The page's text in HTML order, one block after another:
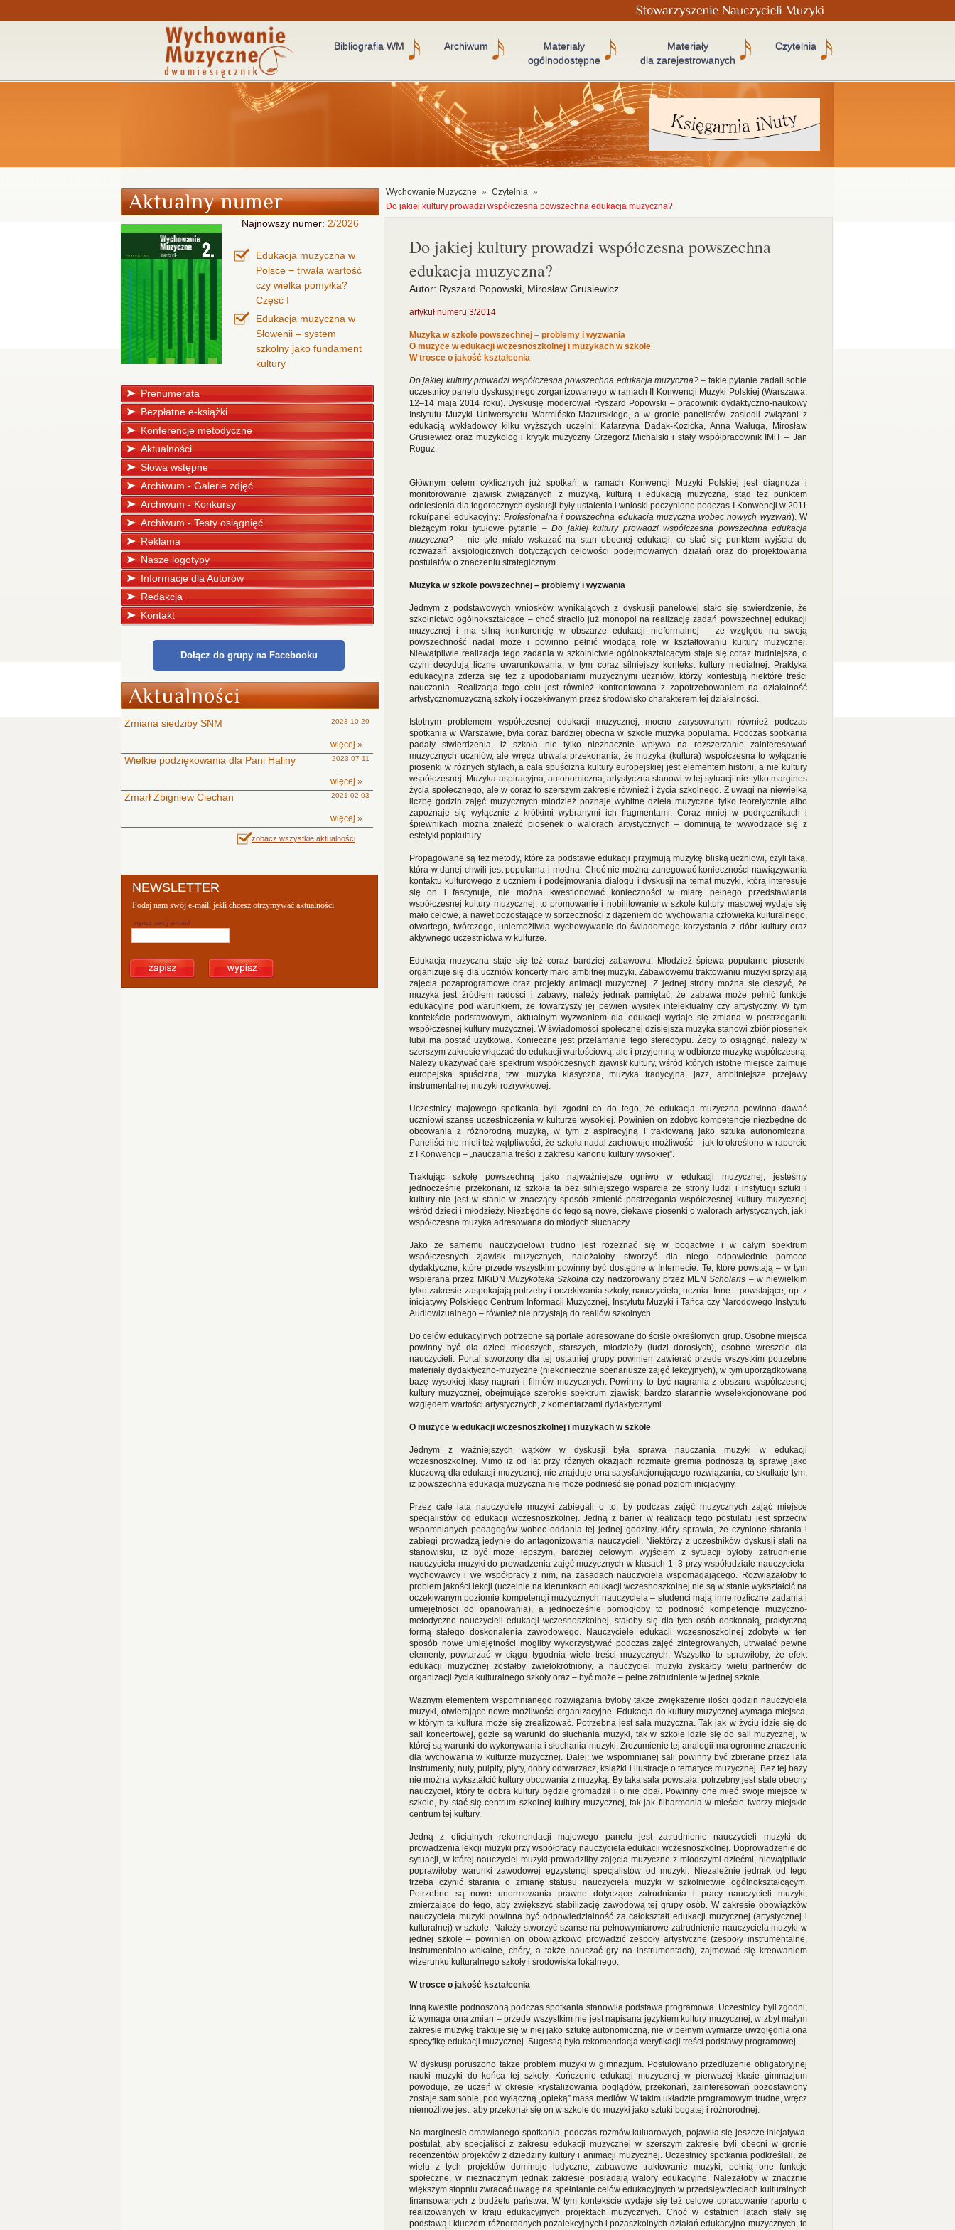
Bibliografia WM Archiwum
Materiały
ogólnodostępne
Materiały
dla zarejestrowanych
Czytelnia
Najnowszy numer: 2/2026
Edukacja muzyczna w
Polsce − trwała wartość
czy wielka pomyłka?
Część I
Edukacja muzyczna w
Słowenii – system
szkolny jako fundament
kultury
Prenumerata
Bezpłatne e-książki
Konferencje metodyczne
Aktualności
Słowa wstępne
Archiwum - Galerie zdjęć
Archiwum - Konkursy
Archiwum - Testy osiągnięć
Reklama
Nasze logotypy
Informacje dla Autorów
Redakcja
Kontakt
Dołącz do grupy na Facebooku
Zmiana siedziby SNM 2023-10-29
więcej »
Wielkie podziękowania dla Pani Haliny 2023-07-11
więcej »
Zmarł Zbigniew Ciechan 2021-02-03
więcej »
zobacz wszystkie aktualności
NEWSLETTER
Podaj nam swój e-mail, jeśli chcesz otrzymywać aktualności
wpisz swój e-mail:
Wychowanie Muzyczne » Czytelnia »
Do jakiej kultury prowadzi współczesna powszechna edukacja muzyczna?
Do jakiej kultury prowadzi współczesna powszechna
edukacja muzyczna?
Autor: Ryszard Popowski, Mirosław Grusiewicz
artykuł numeru 3/2014
Muzyka w szkole powszechnej – problemy i wyzwania
O muzyce w edukacji wczesnoszkolnej i muzykach w szkole
W trosce o jakość kształcenia
Do jakiej kultury prowadzi współczesna powszechna edukacja muzyczna?– takie pytanie zadali sobie
uczestnicy panelu dyskusyjnego zorganizowanego w ramach II Konwencji Muzyki Polskiej (Warszawa,
12–14 maja 2014 roku). Dyskusję moderował Ryszard Popowski – pracownik dydaktyczno-naukowy
Instytutu Muzyki Uniwersytetu Warmińsko-Mazurskiego, a w gronie panelistów zasiedli związani z
edukacją wykładowcy kilku wyższych uczelni: Katarzyna Dadak-Kozicka, Anna Waluga, Mirosław
Grusiewicz oraz muzykolog i krytyk muzyczny Grzegorz Michalski i stały współpracownik IMiT – Jan
Roguz.
Głównym celem cyklicznych już spotkań w ramach Konwencji Muzyki Polskiej jest diagnoza i
monitorowanie zjawisk związanych z muzyką, kulturą i edukacją muzyczną, stąd też punktem
odniesienia dla tegorocznych dyskusji były ustalenia i wnioski poczynione podczas I Konwencji w 2011
roku(panel edukacyjny: Profesjonalna i powszechna edukacja muzyczna wobec nowych wyzwań). W
bieżącym roku tytułowe pytanie –Do jakiej kultury prowadzi współczesna powszechna edukacja
muzyczna? – nie tyle miało wskazać na stan obecnej edukacji, co stać się punktem wyjścia do
rozważań aksjologicznych dotyczących celowości podejmowanych działań oraz do projektowania
postulatów o znaczeniu strategicznym.
Muzyka w szkole powszechnej – problemy i wyzwania
Jednym z podstawowych wniosków wynikających z dyskusji panelowej stało się stwierdzenie, że
szkolnictwo ogólnokształcące – choć straciło już monopol na realizację zadań powszechnej edukacji
muzycznej i ma silną konkurencję w obszarze edukacji nieformalnej – ze względu na swoją
powszechność nadal może i powinno pełnić wiodącą rolę w kształtowaniu kultury muzycznej.
Niewątpliwie realizacja tego zadania w szkolnictwie ogólnokształcącym staje się coraz trudniejsza, o
czym decydują liczne uwarunkowania, w tym coraz silniejszy kontekst kultury medialnej. Praktyka
edukacyjna zderza się też z upodobaniami muzycznymi uczniów, którzy kontestują niektóre treści
nauczania. Realizacja tego celu jest również konfrontowana z zapotrzebowaniem na działalność
artystycznomuzyczną szkoły i oczekiwanym przez środowisko charakterem tej działalności.
Istotnym problemem współczesnej edukacji muzycznej, mocno zarysowanym również podczas
spotkania w Warszawie, była coraz bardziej obecna w szkole muzyka popularna. Podczas spotkania
padały stwierdzenia, iż szkoła nie tylko nieznacznie wpływa na rozszerzanie zainteresowań
muzycznych uczniów, ale wręcz utrwala przekonania, że muzyka (kultura) współczesna to wyłącznie
piosenki w różnych stylach, a cała spuścizna kultury europejskiej jest elementem historii, a nie kultury
współczesnej. Muzyka aspiracyjna, autonomiczna, artystyczna stanowi w tej sytuacji nie tylko margines
życia społecznego, ale w coraz to szerszym zakresie również i życia szkolnego. Z uwagi na niewielką
liczbę godzin zajęć muzycznych młodzież poznaje wybitne dzieła muzyczne tylko teoretycznie albo
zapoznaje się wyłącznie z krótkimi wybranymi ich fragmentami. Coraz mniej w podręcznikach i
śpiewnikach można znaleźć piosenek o walorach artystycznych – dominują te wywodzące się z
estetyki popkultury.
Propagowane są też metody, które za podstawę edukacji przyjmują muzykę bliską uczniowi, czyli taką,
która w danej chwili jest popularna i modna. Choć nie można zanegować konieczności nawiązywania
kontaktu kulturowego z uczniem i podejmowania dialogu i dyskusji na temat muzyki, którą interesuje
się on i fascynuje, nie można kwestionować konieczności w miarę pełnego przedstawiania
współczesnej kultury muzycznej, to promowanie i nobilitowanie w szkole kultury masowej wydaje się
mało celowe, a nawet pozostające w sprzeczności z dążeniem do wychowania człowieka kulturalnego,
otwartego, twórczego, uniemożliwia wychowywanie do świadomego korzystania z dóbr kultury oraz
aktywnego uczestnictwa w kulturze.
Edukacja muzyczna staje się też coraz bardziej zabawowa. Młodzież śpiewa popularne piosenki,
organizuje się dla uczniów koncerty mało ambitnej muzyki. Zabawowemu traktowaniu muzyki sprzyjają
zajęcia pozaprogramowe oraz projekty animacji muzycznej. Z jednej strony można się cieszyć, że
muzyka jest źródłem radości i zabawy, należy jednak pamiętać, że zabawa może pełnić funkcje
edukacyjne pod warunkiem, że towarzyszy jej pewien wysiłek intelektualny czy artystyczny. W tym
kontekście podstawowym, aktualnym wyzwaniem dla edukacji wydaje się zmiana w postrzeganiu
współczesnej kultury muzycznej. W świadomości społecznej dzisiejsza muzyka stanowi zbiór piosenek
lub/i ma postać użytkową. Konieczne jest przełamanie tego stereotypu. Żeby to osiągnąć, należy w
szerszym zakresie włączać do edukacji wartościową, ale i przyjemną w odbiorze muzykę współczesną.
Należy ukazywać całe spektrum współczesnych zjawisk kultury, wśród których istotne miejsce zajmuje
europejska spuścizna, tzw. muzyka klasyczna, muzyka tradycyjna, jazz, ambitniejsze przejawy
instrumentalnej muzyki rozrywkowej.
Uczestnicy majowego spotkania byli zgodni co do tego, że edukacja muzyczna powinna dawać
uczniowi szanse uczestniczenia w kulturze wysokiej. Powinien on zdobyć kompetencje niezbędne do
obcowania z różnorodną muzyką, w tym z aspiracyjną i traktowaną jako sztuka autonomiczna.
Paneliści nie mieli też wątpliwości, że szkoła nadal zachowuje możliwość – jak to określono w raporcie
z I Konwencji – „nauczania treści z zakresu kanonu kultury wysokiej”.
Traktując szkołę powszechną jako najważniejsze ogniwo w edukacji muzycznej, jesteśmy
jednocześnie przekonani, iż szkoła ta bez silniejszego wsparcia ze strony ludzi i instytucji sztuki i
kultury nie jest w stanie w znaczący sposób zmienić postrzegania współczesnej kultury muzycznej
wśród dzieci i młodzieży. Niezbędne do tego są nowe, ciekawe piosenki o walorach artystycznych, jak i
współczesna muzyka adresowana do młodych słuchaczy.
Jako że samemu nauczycielowi trudno jest rozeznać się w bogactwie i w całym spektrum
współczesnych zjawisk muzycznych, należałoby stworzyć dla niego odpowiednie pomoce
dydaktyczne, które przede wszystkim powinny być dostępne w Internecie. Te, które powstają – w tym
wspierana przez MKiDN Muzykoteka Szkolna czy nadzorowany przez MENScholaris – w niewielkim
tylko zakresie zaspokajają potrzeby i oczekiwania szkoły, nauczyciela, ucznia. Inne – powstające, np. z
inicjatywy Polskiego Centrum Informacji Muzycznej, Instytutu Muzyki i Tańca czy Narodowego Instytutu
Audiowizualnego – również nie przystają do realiów szkolnych.
Do celów edukacyjnych potrzebne są portale adresowane do ściśle określonych grup. Osobne miejsca
powinny być dla dzieci młodszych, starszych, młodzieży (ludzi dorosłych), osobne wreszcie dla
nauczycieli. Portal stworzony dla tej ostatniej grupy powinien zawierać przede wszystkim potrzebne
materiały dydaktyczno-muzyczne (niekoniecznie scenariusze zajęć lekcyjnych), w tym uporządkowaną
bazę wysokiej klasy nagrań i filmów muzycznych. Powinny to być nagrania z obszaru współczesnej
kultury muzycznej, obejmujące szerokie spektrum zjawisk, bardzo starannie wyselekcjonowane pod
względem wartości artystycznych, z komentarzami dydaktycznymi.
O muzyce w edukacji wczesnoszkolnej i muzykach w szkole
Jednym z ważniejszych wątków w dyskusji była sprawa nauczania muzyki w edukacji
wczesnoszkolnej. Mimo iż od lat przy różnych okazjach rozmaite gremia podnoszą tą sprawę jako
kluczową dla edukacji muzycznej, nie znajduje ona satysfakcjonującego rozwiązania, co skutkuje tym,
iż powszechna edukacja muzyczna nie może podnieść się ponad poziom inicjacyjny.
Przez całe lata nauczyciele muzyki zabiegali o to, by podczas zajęć muzycznych zająć miejsce
specjalistów od edukacji wczesnoszkolnej. Jedną z barier w realizacji tego postulatu jest sprzeciw
wspomnianych pedagogów wobec oddania tej jednej godziny, który sprawia, że czynione starania i
zabiegi prowadzą jedynie do antagonizowania nauczycieli. Niektórzy z uczestników dyskusji stali na
stanowisku, iż być może lepszym, bardziej celowym wyjściem z sytuacji byłoby zatrudnienie
nauczyciela muzyki do prowadzenia zajęć muzycznych w klasach 1–3 przy współudziale nauczyciela-
wychowawcy i we współpracy z nim, na zasadach nauczyciela wspomagającego. Rozwiązałoby to
problem jakości lekcji (uczelnie na kierunkach edukacji wczesnoszkolnej nie są w stanie wykształcić na
oczekiwanym poziomie kompetencji muzycznych nauczyciela – studenci mają inne rozliczne zadania i
umiejętności do opanowania), a jednocześnie pomogłoby to podnosić kompetencje muzyczno-
metodyczne nauczycieli edukacji wczesnoszkolnej, stałoby się dla tych osób doskonałą, praktyczną
formą stałego doskonalenia zawodowego. Nauczyciele edukacji wczesnoszkolnej zdobyte w ten
sposób nowe umiejętności mogliby wykorzystywać podczas zajęć zintegrowanych, utrwalać pewne
elementy, powtarzać w ciągu tygodnia wiele treści muzycznych. Wszystko to sprawiłoby, że efekt
edukacji muzycznej zostałby zwielokrotniony, a nauczyciel muzyki zyskałby wielu partnerów do
organizacji życia kulturalnego szkoły oraz – być może – pełne zatrudnienie w jednej szkole.
Ważnym elementem wspomnianego rozwiązania byłoby także zwiększenie ilości godzin nauczyciela
muzyki, otwierające nowe możliwości organizacyjne. Edukacja do kultury muzycznej wymaga miejsca,
w którym ta kultura może się zrealizować. Potrzebna jest sala muzyczna. Tak jak w życiu idzie się do
sali koncertowej, gdzie są warunki do słuchania muzyki, tak w szkole idzie się do sali muzycznej, w
której są warunki do wykonywania i słuchania muzyki. Zrozumienie tej analogii ma ogromne znaczenie
dla wychowania w kulturze muzycznej. Dalej: we wspomnianej sali powinny być zbierane przez lata
instrumenty, nuty, pulpity, płyty, dobry odtwarzacz, książki i ilustracje o tematyce muzycznej. Bez tej bazy
nie można wykształcić kultury obcowania z muzyką. By taka sala powstała, potrzebny jest stale obecny
nauczyciel, który te dobra kultury będzie gromadził i o nie dbał. Powinny one mieć swoje miejsce w
szkole, by stać się centrum szkolnej kultury muzycznej, tak jak filharmonia w mieście tworzy miejskie
centrum tej kultury.
Jedną z oficjalnych rekomendacji majowego panelu jest zatrudnienie nauczycieli muzyki do
prowadzenia lekcji muzyki przy współpracy nauczyciela edukacji wczesnoszkolnej. Doprowadzenie do
sytuacji, w której nauczyciel muzyki prowadziłby zajęcia muzyczne z młodszymi dziećmi, niewątpliwie
poprawiłoby warunki zawodowej egzystencji specjalistów od muzyki. Niezależnie jednak od tego
trzeba czynić starania o zmianę statusu nauczyciela muzyki w szkolnictwie ogólnokształcącym.
Potrzebne są nowe unormowania prawne dotyczące zatrudniania i pracy nauczycieli muzyki,
zmierzające do tego, aby zwiększyć stabilizację zawodową tej grupy osób. W zakresie obowiązków
nauczyciela muzyki powinna być odpowiedzialność za całokształt edukacji muzycznej (artystycznej i
kulturalnej) w szkole. Należy stworzyć szanse na pełnowymiarowe zatrudnienie nauczyciela muzyki w
jednej szkole – powinien on obowiązkowo prowadzić zespoły artystyczne (zespoły instrumentalne,
instrumentalno-wokalne, chóry, a także nauczać gry na instrumentach), zajmować się kreowaniem
wizerunku kulturalnego szkoły i środowiska lokalnego.
W trosce o jakość kształcenia
Inną kwestię podnoszoną podczas spotkania stanowiła podstawa programowa. Uczestnicy byli zgodni,
iż wymaga ona zmian – przede wszystkim nie jest napisana językiem kultury muzycznej, w zbyt małym
zakresie muzykę traktuje się w niej jako sztukę autonomiczną, nie w pełnym wymiarze uwzględnia ona
specyfikę edukacji muzycznej. Sugestią była rekomendacja weryfikacji treści podstawy programowej.
W dyskusji poruszono także problem muzyki w gimnazjum. Postulowano przedłużenie obligatoryjnej
nauki muzyki do końca tej szkoły. Kończenie edukacji muzycznej w pierwszej klasie gimnazjum
powoduje, że uczeń w okresie krystalizowania poglądów, przekonań, zainteresowań pozostawiony
zostaje sam sobie, pod wyłączną „opieką” mass mediów. W takim układzie programowym trudne, wręcz
niemożliwe jest, aby przekonał się on w szkole do muzyki jako sztuki bogatej i różnorodnej.
Na marginesie omawianego spotkania, podczas rozmów kuluarowych, pojawiła się jeszcze inicjatywa,
postulat, aby specjaliści z zakresu edukacji muzycznej w szerszym zakresie byli obecni w gronie
recenzentów projektów z dziedziny kultury i animacji muzycznej. Uczestnicy spotkania podkreślali, że
wielu z tych projektów dominuje ludyczne, zabawowe traktowanie muzyki, pełnią one funkcje
społeczne, w nieznacznym jednak zakresie posiadają walory edukacyjne. Należałoby w znacznie
większym stopniu zwracać uwagę na spełnianie celów edukacyjnych w przedsięwzięciach kulturalnych
finansowanych z budżetu państwa. W tym kontekście wydaje się też celowe opracowanie raportu o
realizowanych w kraju edukacyjnych projektach muzycznych. Choć w ostatnich latach stały się
podstawą i kluczem różnorodnych pozalekcyjnych i pozaszkolnych działań edukacyjno-muzycznych, to